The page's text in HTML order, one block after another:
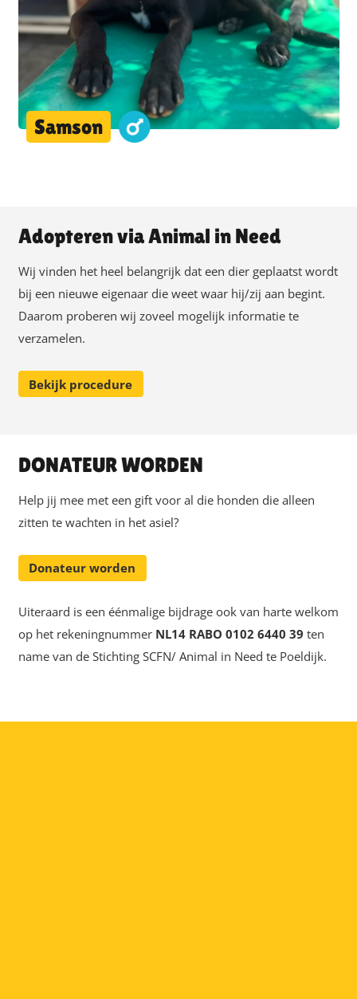
Samson
Adopteren via Animal in Need
Wij vinden het heel belangrijk dat een dier geplaatst wordt
bij een nieuwe eigenaar die weet waar hij/zij aan begint.
Daarom proberen wij zoveel mogelijk informatie te
verzamelen.
Bekijk procedure
DONATEUR WORDEN
Help jij mee met een gift voor al die honden die alleen
zitten te wachten in het asiel?
Donateur worden
Uiteraard is een éénmalige bijdrage ook van harte welkom
op het rekeningnummer NL14 RABO 0102 6440 39 ten
name van de Stichting SCFN/ Animal in Need te Poeldijk.